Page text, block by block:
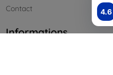
4.6
Contact
Informations